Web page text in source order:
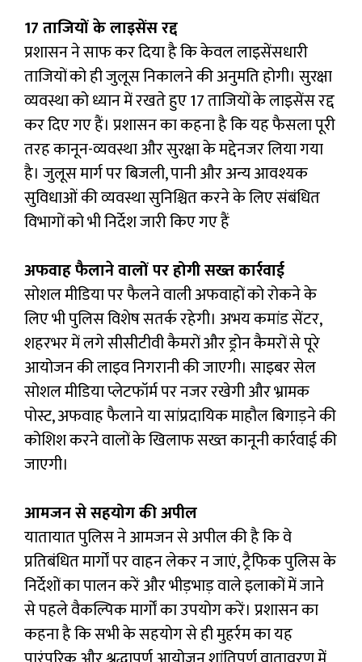
17 ताजियों के लाइसेंस रद्द
प्रशासन ने साफ कर दिया है कि केवल लाइसेंसधारी
ताजियों को ही जुलूस निकालने की अनुमति होगी। सुरक्षा
व्यवस्था को ध्यान में रखते हुए 17 ताजियों के लाइसेंस रद्द
कर दिए गए हैं। प्रशासन का कहना है कि यह फैसला पूरी
तरह कानून-व्यवस्था और सुरक्षा के मद्देनजर लिया गया
है। जुलूस मार्ग पर बिजली, पानी और अन्य आवश्यक
सुविधाओं की व्यवस्था सुनिश्चित करने के लिए संबंधित
विभागों को भी निर्देश जारी किए गए हैं
अफवाह फैलाने वालों पर होगी सख्त कार्रवाई
सोशल मीडिया पर फैलने वाली अफवाहों को रोकने के
लिए भी पुलिस विशेष सतर्क रहेगी। अभय कमांड सेंटर,
शहरभर में लगे सीसीटीवी कैमरों और ड्रोन कैमरों से पूरे
आयोजन की लाइव निगरानी की जाएगी। साइबर सेल
सोशल मीडिया प्लेटफॉर्म पर नजर रखेगी और भ्रामक
पोस्ट, अफवाह फैलाने या सांप्रदायिक माहौल बिगाड़ने की
कोशिश करने वालों के खिलाफ सख्त कानूनी कार्रवाई की
जाएगी।
आमजन से सहयोग की अपील
यातायात पुलिस ने आमजन से अपील की है कि वे
प्रतिबंधित मार्गों पर वाहन लेकर न जाएं, ट्रैफिक पुलिस के
निर्देशों का पालन करें और भीड़भाड़ वाले इलाकों में जाने
से पहले वैकल्पिक मार्गों का उपयोग करें। प्रशासन का
कहना है कि सभी के सहयोग से ही मुहर्रम का यह